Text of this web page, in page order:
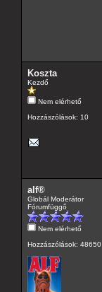
Koszta
Kezdő
Nem elérhető
Hozzászólások: 10
alf®
Globál Moderátor
Fórumfüggő
Nem elérhető
Hozzászólások: 48650